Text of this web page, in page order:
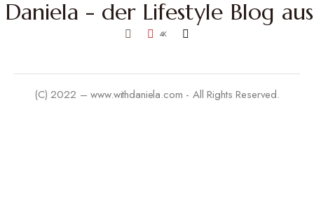
4K
(C) 2022 – www.withdaniela.com - All Rights Reserved.